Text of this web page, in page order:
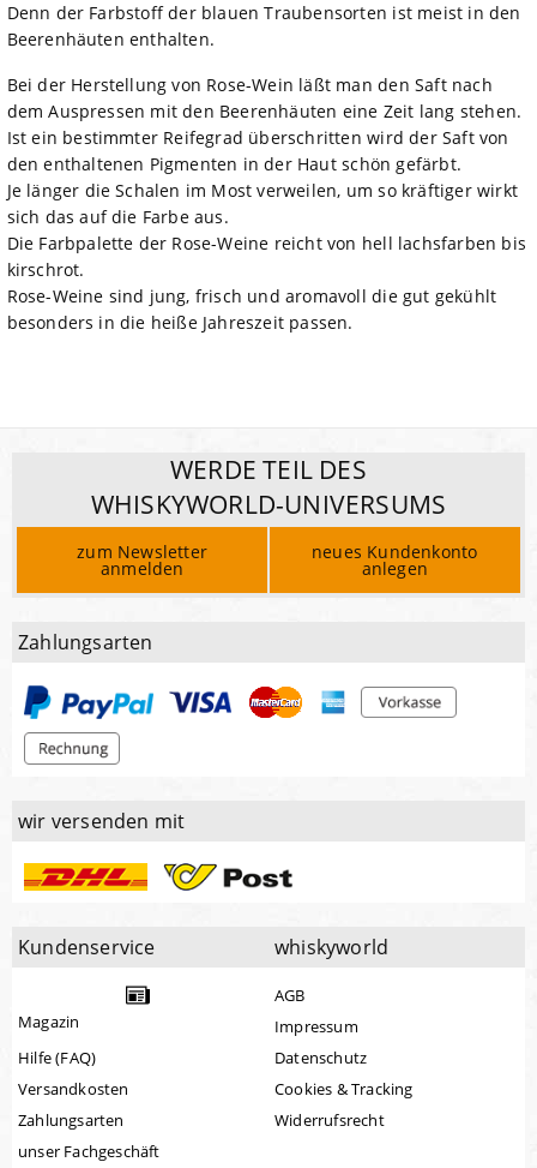
Denn der Farbstoff der blauen Traubensorten ist meist in den
Beerenhäuten enthalten.
Bei der Herstellung von Rose-Wein läßt man den Saft nach
dem Auspressen mit den Beerenhäuten eine Zeit lang stehen.
Ist ein bestimmter Reifegrad überschritten wird der Saft von
den enthaltenen Pigmenten in der Haut schön gefärbt.
Je länger die Schalen im Most verweilen, um so kräftiger wirkt
sich das auf die Farbe aus.
Die Farbpalette der Rose-Weine reicht von hell lachsfarben bis
kirschrot.
Rose-Weine sind jung, frisch und aromavoll die gut gekühlt
besonders in die heiße Jahreszeit passen.
WERDE TEIL DES
WHISKYWORLD-UNIVERSUMS
zum Newsletter
anmelden
neues Kundenkonto
anlegen
Zahlungsarten
wir versenden mit
Kundenservice
Magazin
Hilfe (FAQ)
Versandkosten
Zahlungsarten
unser Fachgeschäft
whiskyworld
AGB
Impressum
Datenschutz
Cookies & Tracking
Widerrufsrecht